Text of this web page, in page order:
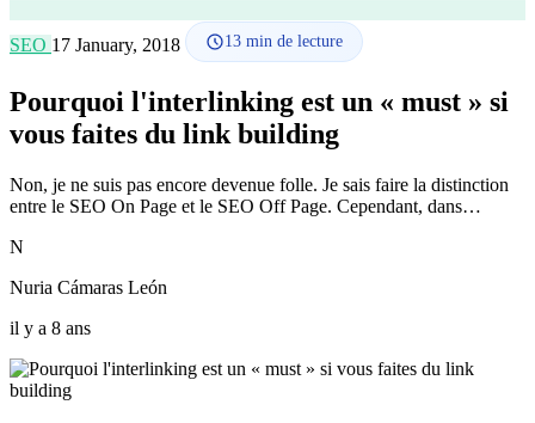
SEO 17 January, 2018 13 min de lecture
Pourquoi l'interlinking est un « must » si
vous faites du link building
Non, je ne suis pas encore devenue folle. Je sais faire la distinction
entre le SEO On Page et le SEO Off Page. Cependant, dans…
N
Nuria Cámaras León
il y a 8 ans